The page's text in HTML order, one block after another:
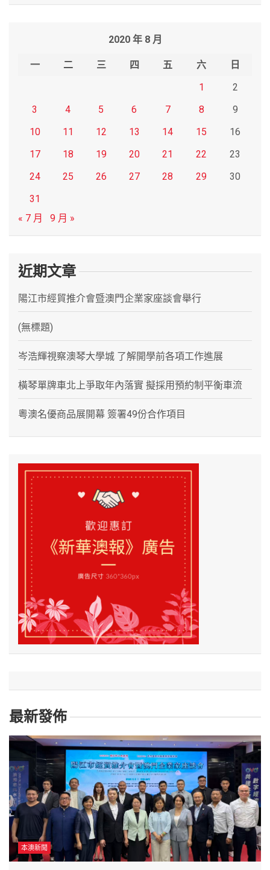
2020 年 8 月
一 二 三 四 五 六
日
1
2
3
4 5 6 7 8
9
10
11 12 13 14 15
16
17
18 19 20 21 22
23
24
25 26 27 28 29
30
31
« 7 月
9 月 »
近期文章
陽江市經貿推介會暨澳門企業家座談會舉行
(無標題)
岑浩輝視察澳琴大學城 了解開學前各項工作進展
橫琴單牌車北上爭取年內落實 擬採用預約制平衡車流
粵澳名優商品展開幕 簽署49份合作項目
最新發佈
本澳新聞